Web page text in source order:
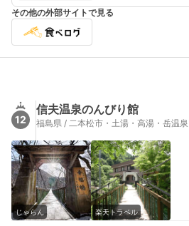
その他の外部サイトで見る
12
信夫温泉のんびり館
福島県 / 二本松市・土湯・高湯・岳温泉
じゃらん 楽天トラベル